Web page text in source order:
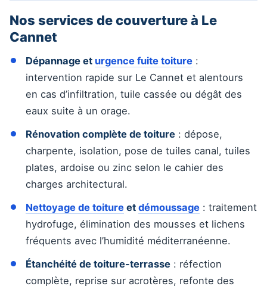
Nos services de couverture à Le
Cannet
Dépannage et urgence fuite toiture :
intervention rapide sur Le Cannet et alentours
en cas d’infiltration, tuile cassée ou dégât des
eaux suite à un orage.
Rénovation complète de toiture : dépose,
charpente, isolation, pose de tuiles canal, tuiles
plates, ardoise ou zinc selon le cahier des
charges architectural.
Nettoyage de toiture et démoussage : traitement
hydrofuge, élimination des mousses et lichens
fréquents avec l’humidité méditerranéenne.
Étanchéité de toiture-terrasse : réfection
complète, reprise sur acrotères, refonte des